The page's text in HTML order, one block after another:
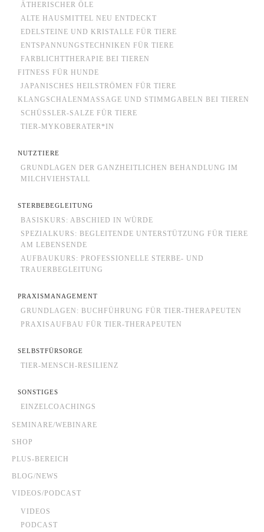
ÄTHERISCHER ÖLE
ALTE HAUSMITTEL NEU ENTDECKT
EDELSTEINE UND KRISTALLE FÜR TIERE
ENTSPANNUNGSTECHNIKEN FÜR TIERE
FARBLICHTTHERAPIE BEI TIEREN
FITNESS FÜR HUNDE
JAPANISCHES HEILSTRÖMEN FÜR TIERE
KLANGSCHALENMASSAGE UND STIMMGABELN BEI TIEREN
SCHÜSSLER-SALZE FÜR TIERE
TIER-MYKOBERATER*IN
NUTZTIERE
GRUNDLAGEN DER GANZHEITLICHEN BEHANDLUNG IM
MILCHVIEHSTALL
STERBEBEGLEITUNG
BASISKURS: ABSCHIED IN WÜRDE
SPEZIALKURS: BEGLEITENDE UNTERSTÜTZUNG FÜR TIERE
AM LEBENSENDE
AUFBAUKURS: PROFESSIONELLE STERBE- UND
TRAUERBEGLEITUNG
PRAXISMANAGEMENT
GRUNDLAGEN: BUCHFÜHRUNG FÜR TIER-THERAPEUTEN
PRAXISAUFBAU FÜR TIER-THERAPEUTEN
SELBSTFÜRSORGE
TIER-MENSCH-RESILIENZ
SONSTIGES
EINZELCOACHINGS
SEMINARE/WEBINARE
SHOP
PLUS-BEREICH
BLOG/NEWS
VIDEOS/PODCAST
VIDEOS
PODCAST